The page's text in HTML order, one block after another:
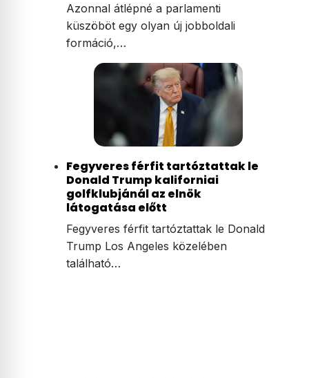
Azonnal átlépné a parlamenti
küszöböt egy olyan új jobboldali
formáció,…
Fegyveres férfit tartóztattak le
Donald Trump kaliforniai
golfklubjánál az elnök
látogatása előtt
Fegyveres férfit tartóztattak le Donald
Trump Los Angeles közelében
található…